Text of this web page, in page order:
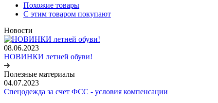
Похожие товары
С этим товаром покупают
Новости
08.06.2023
НОВИНКИ летней обуви!
Полезные материалы
04.07.2023
Спецодежда за счет ФСС - условия компенсации